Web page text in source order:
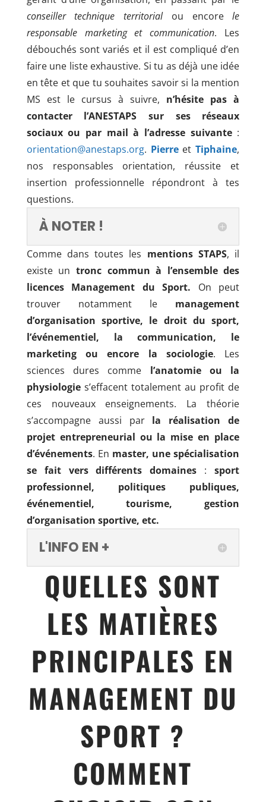
conseiller technique territorialou encorele
responsable marketing et communication. Les
débouchés sont variés et il est compliqué d’en
faire une liste exhaustive. Si tu as déjà une idée
en tête et que tu souhaites savoir si la mention
MS est le cursus à suivre, n’hésite pas à
contacter l’ANESTAPS sur ses réseaux
sociaux ou par mail à l’adresse suivante:
orientation@anestaps.org. PierreetTiphaine,
nos responsables orientation, réussite et
insertion professionnelle répondront à tes
questions.
À NOTER !
Comme dans toutes les mentions STAPS, il
existe un tronc commun à l’ensemble des
licences Management du Sport. On peut
trouver notamment le management
d’organisation sportive, le droit du sport,
l’événementiel, la communication, le
marketing ou encore la sociologie. Les
sciences dures comme l’anatomie ou la
physiologies’effacent totalement au profit de
ces nouveaux enseignements. La théorie
s’accompagne aussi parla réalisation de
projet entrepreneurial ou la mise en place
d’événements. En master, une spécialisation
se fait vers différents domaines :sport
professionnel, politiques publiques,
événementiel, tourisme, gestion
d’organisation sportive, etc.
L'INFO EN +
QUELLES SONT
LES MATIÈRES
PRINCIPALES EN
MANAGEMENT DU
SPORT ?
COMMENT